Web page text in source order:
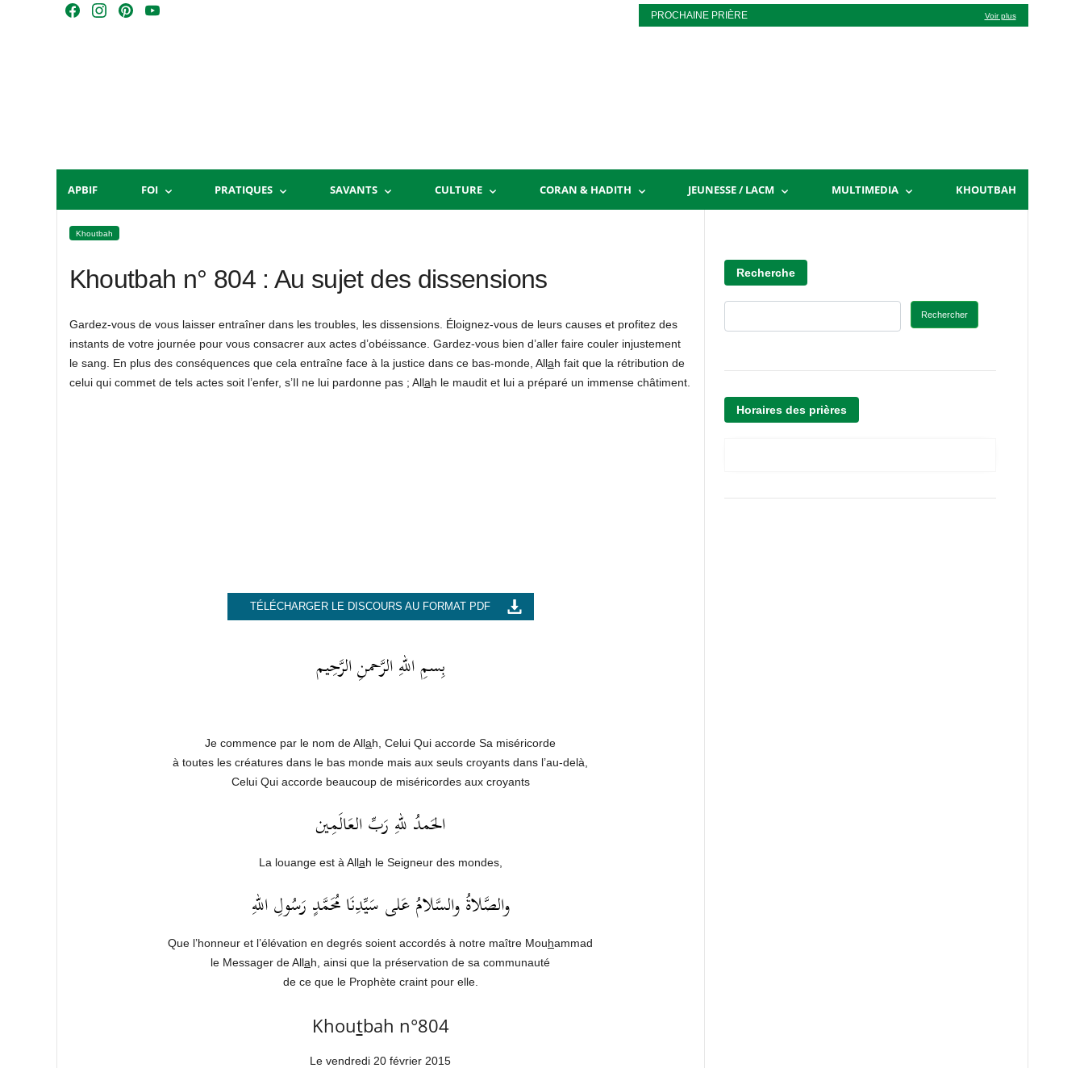
Skip
m
t
Y
PROCHAINE PRIÈRE Voir plus
APBIF FOI PRATIQUES SAVANTS CULTURE CORAN & HADITH JEUNESSE / LACM MULTIMEDIA KHOUTBAH
Khoutbah
Khoutbah n° 804 : Au sujet des dissensions
Gardez-vous de vous laisser entraîner dans les troubles, les dissensions. Éloignez-vous de leurs causes et profitez des
instants de votre journée pour vous consacrer aux actes d’obéissance. Gardez-vous bien d’aller faire couler injustement
le sang. En plus des conséquences que cela entraîne face à la justice dans ce bas-monde, Allah fait que la rétribution de
celui qui commet de tels actes soit l’enfer, s’Il ne lui pardonne pas ; Allah le maudit et lui a préparé un immense châtiment.
TÉLÉCHARGER LE DISCOURS AU FORMAT PDF
بِسمِ اللهِ الرَّحمنِ الرَّحِيم
Je commence par le nom de Allah, Celui Qui accorde Sa miséricorde
à toutes les créatures dans le bas monde mais aux seuls croyants dans l’au-delà,
Celui Qui accorde beaucoup de miséricordes aux croyants
الحَمدُ للهِ رَبِّ العَالَمِين
La louange est à Allah le Seigneur des mondes,
والصَّلاةُ والسَّلامُ عَلى سَيِّدِنَا مُحَمَّدٍ رَسُولِ اللهِ
Que l’honneur et l’élévation en degrés soient accordés à notre maître Mouhammad
le Messager de Allah, ainsi que la préservation de sa communauté
de ce que le Prophète craint pour elle.
Khoutbah n°804
Le vendredi 20 février 2015
Recherche
Rechercher
Horaires des prières